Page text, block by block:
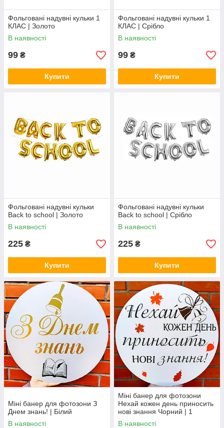
Фольговані надувні кульки 1
КЛАС | Золото
В наявності
99 ₴
Купити
Фольговані надувні кульки 1
КЛАС | Срібло
В наявності
99 ₴
Купити
Фольговані надувні кульки
Back to school | Золото
В наявності
225 ₴
Купити
Фольговані надувні кульки
Back to school | Срібло
В наявності
225 ₴
Купити
Міні банер для фотозони З
Днем знань! | Білий
В наявності
Міні банер для фотозони
Нехай кожен день приносить
нові знання Чорний | 1
вересня
В наявності